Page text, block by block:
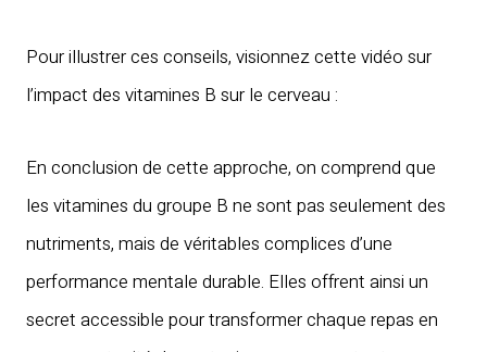
Pour illustrer ces conseils, visionnez cette vidéo sur
l’impact des vitamines B sur le cerveau :
En conclusion de cette approche, on comprend que
les vitamines du groupe B ne sont pas seulement des
nutriments, mais de véritables complices d’une
performance mentale durable. Elles offrent ainsi un
secret accessible pour transformer chaque repas en